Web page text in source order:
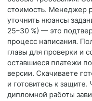
стоимость. Менеджер
уточнить нюансы
25–30 %) — это
процесс написания.
главы для проверки и
оставшиеся платежи
версии. Скачиваете
и готовитесь к
дипломной работы